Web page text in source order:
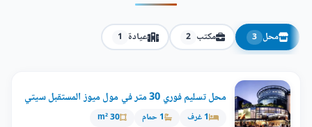
محل 3 مكتب 2 عيادة 1
محل تسليم فوري 30 متر في مول ميوز المستقبل سيتي
1 غرف 1 حمام 30 m²